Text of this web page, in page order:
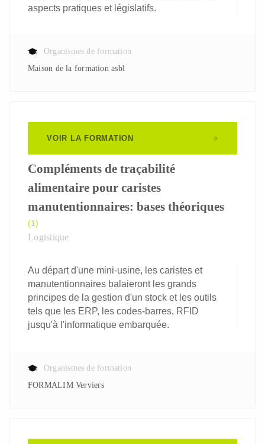
aspects pratiques et législatifs.
Organismes de formation
Maison de la formation asbl
VOIR LA FORMATION
Compléments de traçabilité
alimentaire pour caristes
manutentionnaires: bases théoriques
(1)
Logistique
Au départ d'une mini-usine, les caristes et
manutentionnaires balaieront les grands
principes de la gestion d'un stock et les outils
tels que les ERP, les codes-barres, RFID
jusqu'à l'informatique embarquée.
Organismes de formation
FORMALIM Verviers